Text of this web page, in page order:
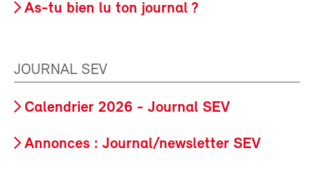
As-tu bien lu ton journal ?
JOURNAL SEV
Calendrier 2026 - Journal SEV
Annonces : Journal/newsletter SEV